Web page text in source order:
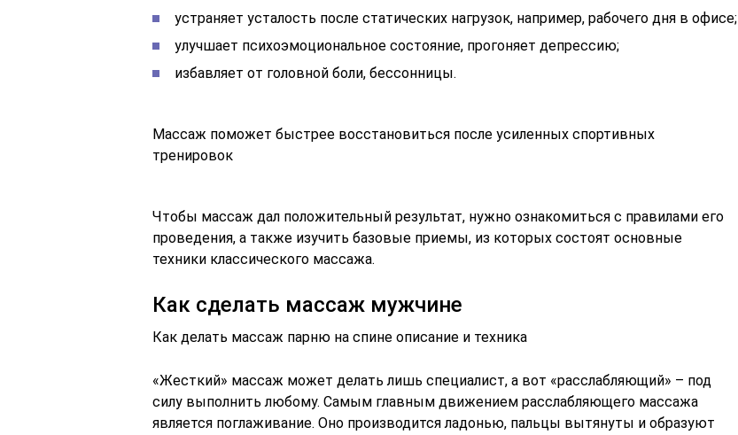
устраняет усталость после статических нагрузок, например, рабочего дня в офисе;
улучшает психоэмоциональное состояние, прогоняет депрессию;
избавляет от головной боли, бессонницы.
Массаж поможет быстрее восстановиться после усиленных спортивных
тренировок
Чтобы массаж дал положительный результат, нужно ознакомиться с правилами его
проведения, а также изучить базовые приемы, из которых состоят основные
техники классического массажа.
Как сделать массаж мужчине
Как делать массаж парню на спине описание и техника
«Жесткий» массаж может делать лишь специалист, а вот «расслабляющий» – под
силу выполнить любому. Самым главным движением расслабляющего массажа
является поглаживание. Оно производится ладонью, пальцы вытянуты и образуют